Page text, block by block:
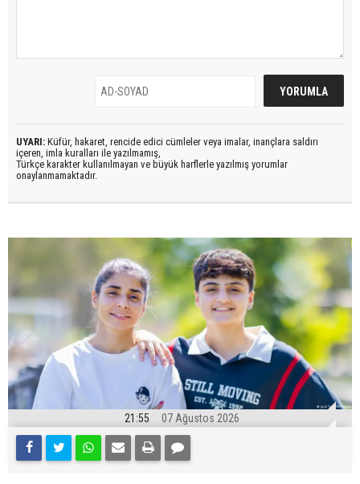
UYARI: Küfür, hakaret, rencide edici cümleler veya imalar, inançlara saldırı
içeren, imla kuralları ile yazılmamış,
Türkçe karakter kullanılmayan ve büyük harflerle yazılmış yorumlar
onaylanmamaktadır.
21:55 07 Ağustos 2026